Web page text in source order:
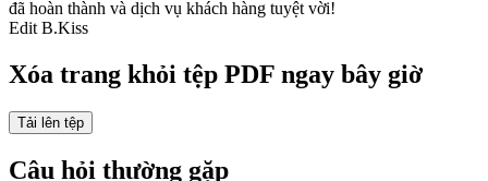
đã hoàn thành và dịch vụ khách hàng tuyệt vời!
Edit B.Kiss
Xóa trang khỏi tệp PDF ngay bây giờ
Tải lên tệp
Câu hỏi thường gặp